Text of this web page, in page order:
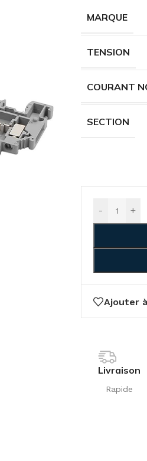
MARQUE
TENSION
COURANT
SECTION
- +
Ajouter
Livraison
Rapide